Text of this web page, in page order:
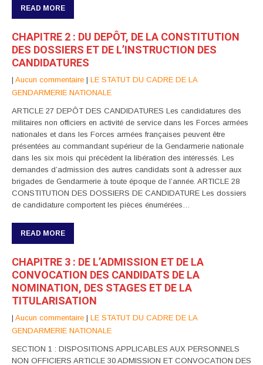
READ MORE
CHAPITRE 2 : DU DEPÔT, DE LA CONSTITUTION
DES DOSSIERS ET DE L’INSTRUCTION DES
CANDIDATURES
| Aucun commentaire | LE STATUT DU CADRE DE LA
GENDARMERIE NATIONALE
ARTICLE 27 DEPÔT DES CANDIDATURES Les candidatures des
militaires non officiers en activité de service dans les Forces armées
nationales et dans les Forces armées françaises peuvent être
présentées au commandant supérieur de la Gendarmerie nationale
dans les six mois qui précèdent la libération des intéressés. Les
demandes d’admission des autres candidats sont à adresser aux
brigades de Gendarmerie à toute époque de l’année. ARTICLE 28
CONSTITUTION DES DOSSIERS DE CANDIDATURE Les dossiers
de candidature comportent les pièces énumérées…
READ MORE
CHAPITRE 3 : DE L’ADMISSION ET DE LA
CONVOCATION DES CANDIDATS DE LA
NOMINATION, DES STAGES ET DE LA
TITULARISATION
| Aucun commentaire | LE STATUT DU CADRE DE LA
GENDARMERIE NATIONALE
SECTION 1 : DISPOSITIONS APPLICABLES AUX PERSONNELS
NON OFFICIERS ARTICLE 30 ADMISSION ET CONVOCATION DES